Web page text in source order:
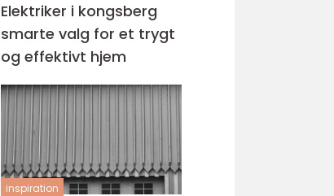
Elektriker i kongsberg
smarte valg for et trygt
og effektivt hjem
inspiration